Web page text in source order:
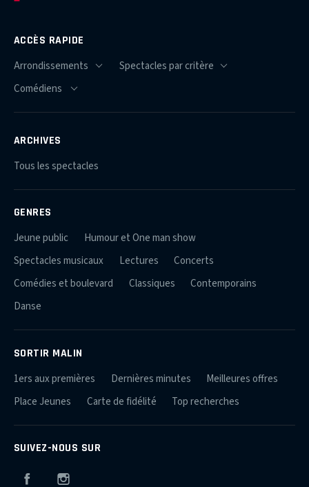
ACCÈS RAPIDE
ARCHIVES
Tous les spectacles
GENRES
Jeune public
Humour et One man show
Spectacles musicaux
Lectures
Concerts
Comédies et boulevard
Classiques
Contemporains
Danse
SORTIR MALIN
1ers aux premières Dernières minutes
Meilleures offres
Place Jeunes
Carte de fidélité Top recherches
SUIVEZ-NOUS SUR
Facebook